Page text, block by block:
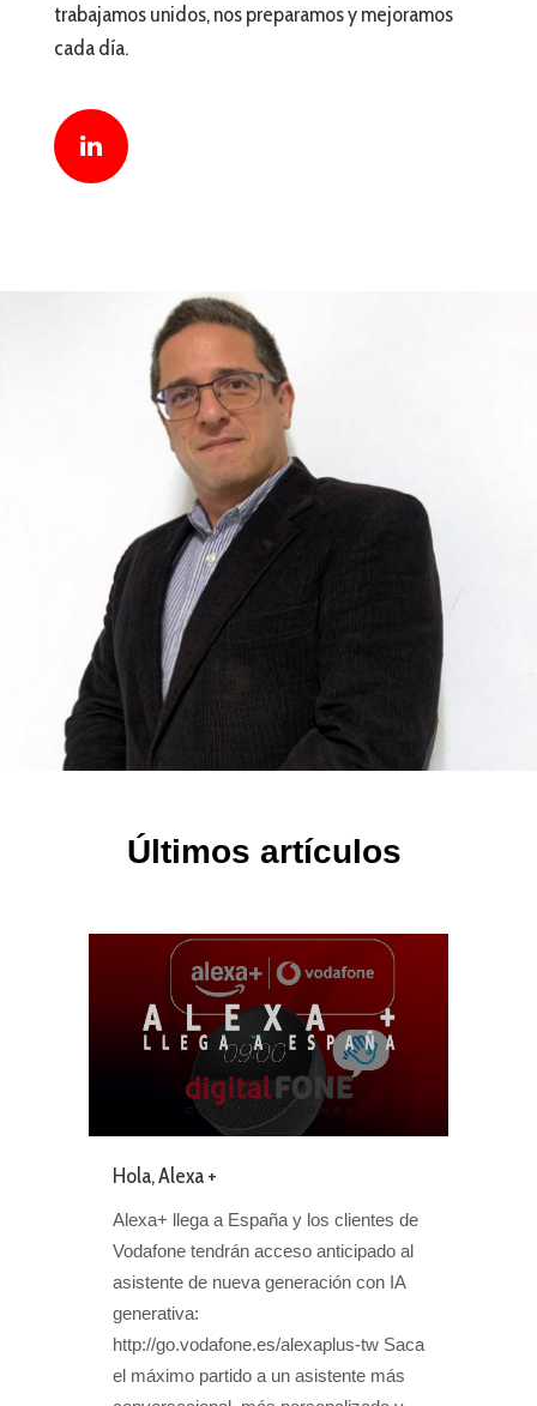
trabajamos unidos, nos preparamos y mejoramos
cada día.
Últimos artículos
Hola, Alexa +
Alexa+ llega a España y los clientes de
Vodafone tendrán acceso anticipado al
asistente de nueva generación con IA
generativa:
http://go.vodafone.es/alexaplus-tw Saca
el máximo partido a un asistente más